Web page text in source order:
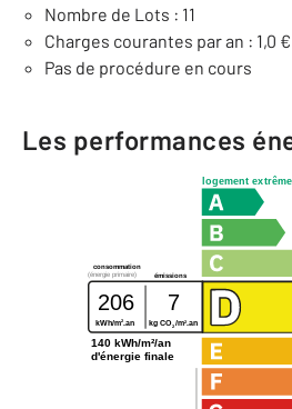
Nombre de Lots : 11
Charges courantes par an : 1,0 €
Pas de procédure en cours
Les performances
logement
consommation
émissions
(énergie primaire)
206 7
kWh/m2.an kg CO2 /m2 .an
140 kWh/m²/an
d'énergie finale